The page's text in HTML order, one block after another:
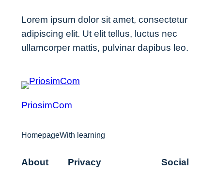
Lorem ipsum dolor sit amet, consectetur
adipiscing elit. Ut elit tellus, luctus nec
ullamcorper mattis, pulvinar dapibus leo.
PriosimCom
HomepageWith learning
About Privacy Social